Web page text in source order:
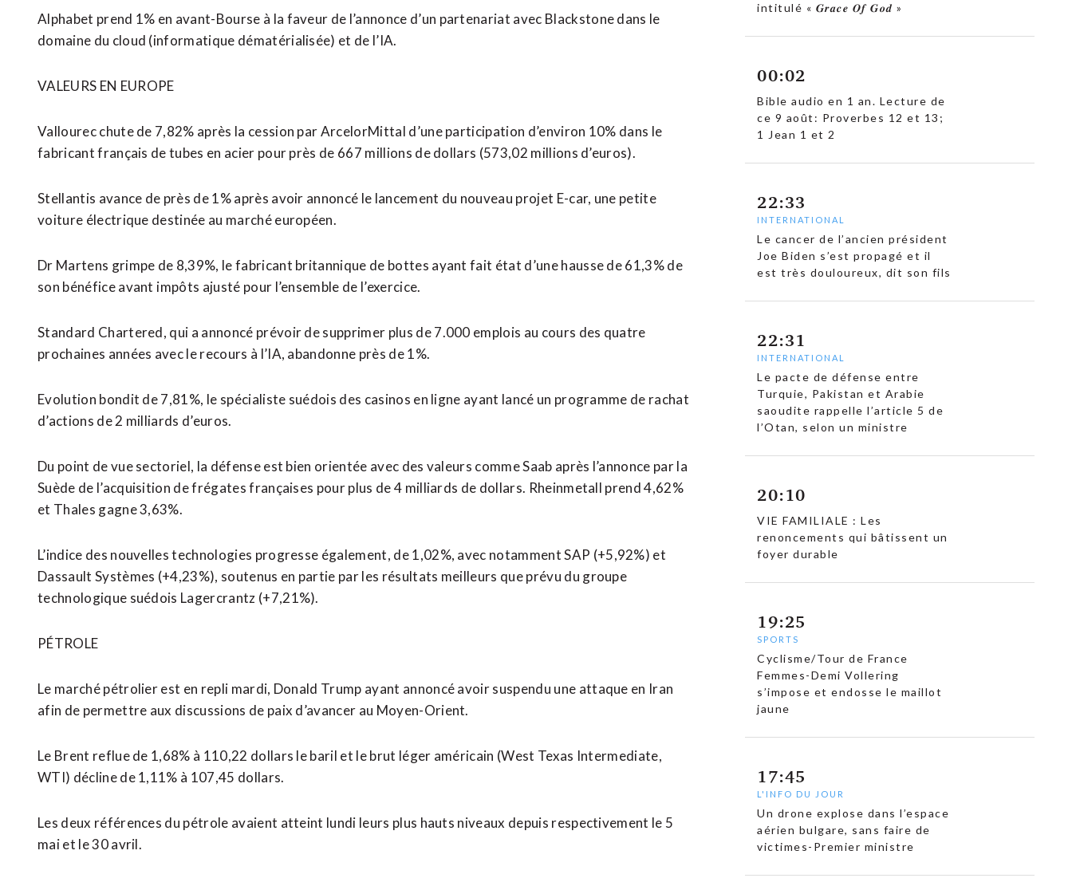
Alphabet prend 1% en avant-Bourse à la faveur de l’annonce d’un partenariat avec Blackstone dans le
domaine du cloud (informatique dématérialisée) et de l’IA.
VALEURS EN EUROPE
Vallourec chute de 7,82% après la cession par ArcelorMittal d’une participation d’environ 10% dans le
fabricant français de tubes en acier pour près de 667 millions de dollars (573,02 millions d’euros).
Stellantis avance de près de 1% après avoir annoncé le lancement du nouveau projet E-car, une petite
voiture électrique destinée au marché européen.
Dr Martens grimpe de 8,39%, le fabricant britannique de bottes ayant fait état d’une hausse de 61,3% de
son bénéfice avant ⁠impôts ajusté pour ‌l’ensemble de l’exercice.
Standard Chartered, qui a annoncé prévoir de supprimer plus de 7.000 emplois au cours des quatre
prochaines années avec le recours à l’IA, abandonne près de 1%.
Evolution bondit de 7,81%, ⁠le spécialiste suédois des casinos en ligne ayant lancé un programme de rachat
d’actions de 2 milliards d’euros.
Du point de vue sectoriel, la défense est bien orientée avec des valeurs ​comme Saab après l’annonce par la ​
Suède de l’acquisition de frégates françaises pour plus de 4 milliards de dollars. Rheinmetall prend 4,62%
et Thales gagne 3,63%.
L’indice des nouvelles technologies progresse également, de 1,02%, avec notamment SAP (+5,92%) et
Dassault Systèmes (+4,23%), soutenus en partie par les résultats meilleurs que prévu du ​groupe
technologique suédois Lagercrantz (+7,21%).
PÉTROLE
Le marché pétrolier est en repli mardi, Donald Trump ayant annoncé avoir suspendu une attaque en Iran
afin de permettre aux discussions de paix d’avancer au Moyen-Orient.
Le Brent reflue de 1,68% à 110,22 dollars le baril et le brut léger américain (West Texas Intermediate,
WTI) décline de 1,11% à 107,45 dollars.
Les deux références du pétrole avaient ‌atteint lundi leurs plus hauts niveaux depuis respectivement le 5 ​
mai et le 30 avril.
intitulé « 𝑮𝒓𝒂𝒄𝒆 𝑶𝒇 𝑮𝒐𝒅 »
00:02
Bible audio en 1 an. Lecture de
ce 9 août: Proverbes 12 et 13;
1 Jean 1 et 2
22:33
INTERNATIONAL
Le cancer de l’ancien président
Joe Biden s’est propagé et il
est très douloureux, dit son fils
22:31
INTERNATIONAL
Le pacte de défense entre
Turquie, Pakistan et Arabie
saoudite rappelle l’article 5 de
l’Otan, selon un ministre
20:10
VIE FAMILIALE : Les
renoncements qui bâtissent un
foyer durable
19:25
SPORTS
Cyclisme/Tour de France
Femmes-Demi Vollering
s’impose et endosse le maillot
jaune
17:45
L'INFO DU JOUR
Un drone explose dans l’espace
aérien bulgare, sans faire de
victimes-Premier ministre